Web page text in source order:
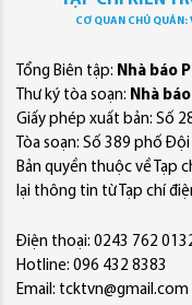
CƠ QUAN CHỦ QUẢN:
Tổng Biên tập: Nhà báo
Thư ký tòa soạn: Nhà
Giấy phép xuất bản: Số
Tòa soạn: Số 389 phố
Bản quyền thuộc về Tạp
lại thông tin từ Tạp chí
Điện thoại: 0243 762
Hotline: 096 432 8383
Email: tcktvn@gmail.com